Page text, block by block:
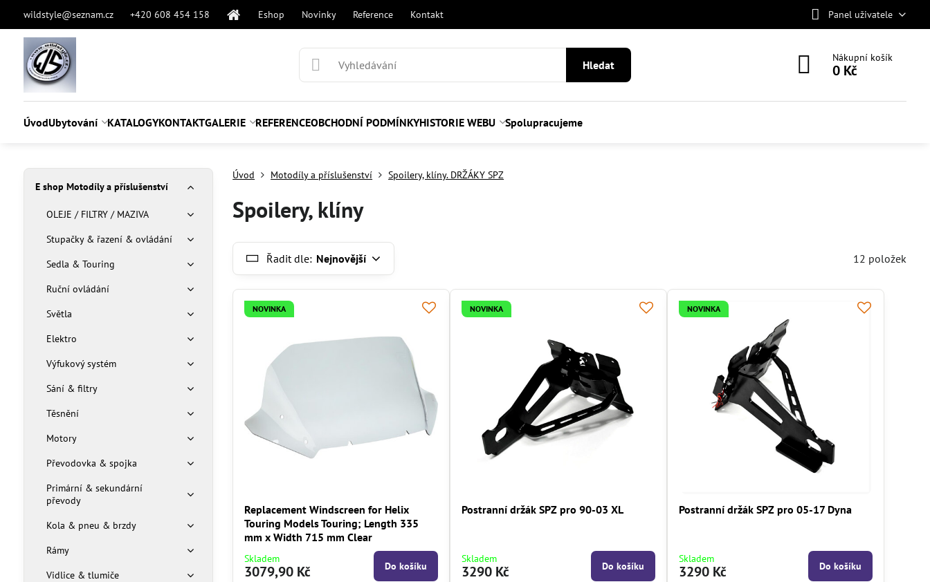
wildstyle@seznam.cz +420 608 454 158 Eshop Novinky Reference Kontakt Panel uživatele
Hledat
Nákupní košík
0 Kč
ÚvodUbytování KATALOGYKONTAKTGALERIE REFERENCEOBCHODNÍ PODMÍNKYHISTORIE WEBU Spolupracujeme
Úvod Motodíly a příslušenství Spoilery, klíny. DRŽÁKY SPZ
Spoilery, klíny
Řadit dle: Nejnovější 12 položek
NOVINKA
Replacement Windscreen for Helix
Touring Models Touring; Length 335
mm x Width 715 mm Clear
Skladem
3079,90 Kč Do košíku
NOVINKA
Postranní držák SPZ pro 90-03 XL
Skladem
3290 Kč Do košíku
NOVINKA
Postranní držák SPZ pro 05-17 Dyna
Skladem
3290 Kč Do košíku
E shop Motodíly a příslušenství
OLEJE / FILTRY / MAZIVA
Stupačky & řazení & ovládání
Sedla & Touring
Ruční ovládání
Světla
Elektro
Výfukový systém
Sání & filtry
Těsnění
Motory
Převodovka & spojka
Primární & sekundární
převody
Kola & pneu & brzdy
Rámy
Vidlice & tlumiče